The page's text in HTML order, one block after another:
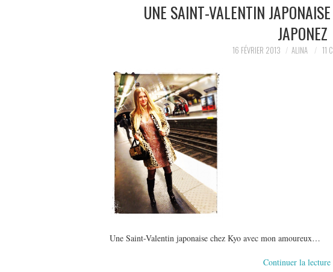
UNE SAINT-VALENTIN
JAPONEZ
16 FÉVRIER 2013 ALINA 11
Une Saint-Valentin japonaise chez Kyo avec mon amoureux…
Continuer la lecture